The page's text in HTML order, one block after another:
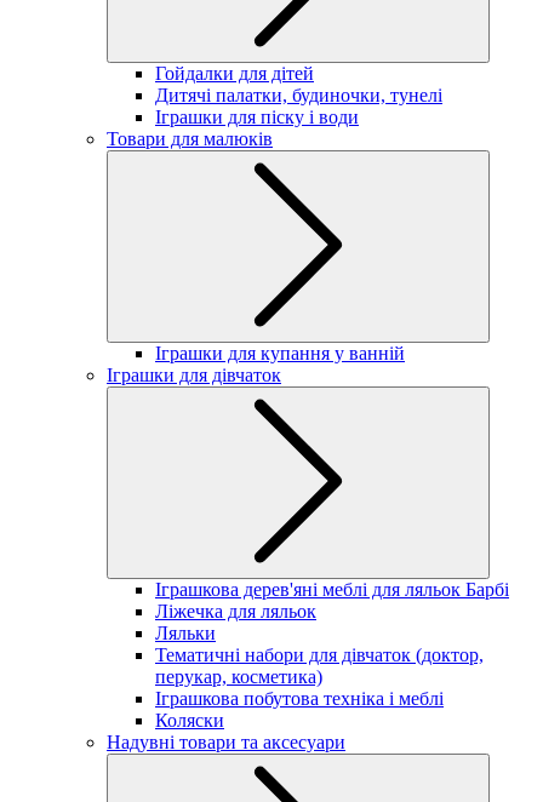
Гойдалки для дітей
Дитячі палатки, будиночки, тунелі
Іграшки для піску і води
Товари для малюків
Іграшки для купання у ванній
Іграшки для дівчаток
Іграшкова дерев'яні меблі для ляльок Барбі
Ліжечка для ляльок
Ляльки
Тематичні набори для дівчаток (доктор,
перукар, косметика)
Іграшкова побутова техніка і меблі
Коляски
Надувні товари та аксесуари